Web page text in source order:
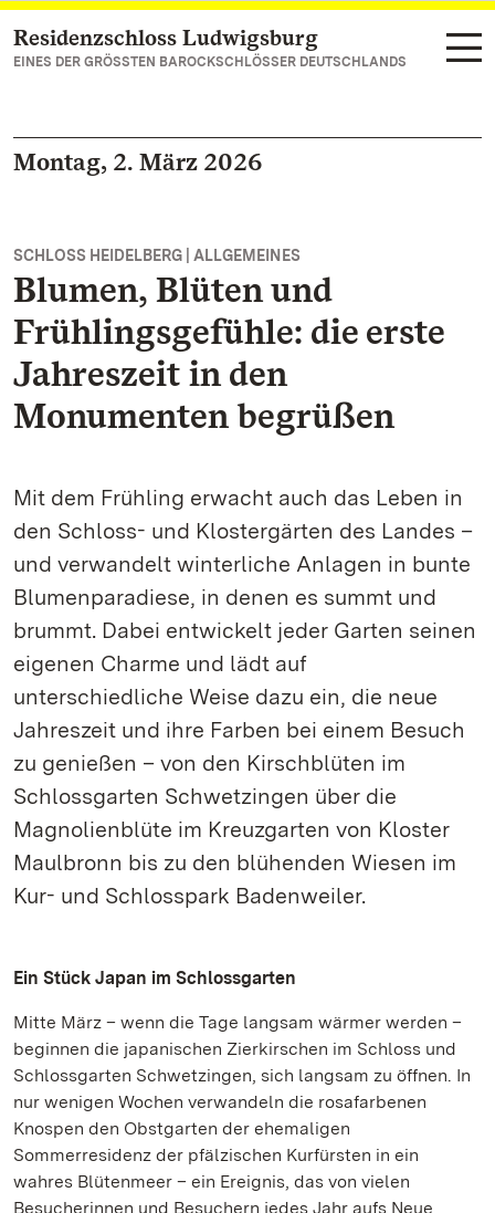
Zum Hauptinhalt springen
Residenzschloss Ludwigsburg
EINES DER GRÖSSTEN BAROCKSCHLÖSSER DEUTSCHLANDS
Montag, 2. März 2026
SCHLOSS HEIDELBERG | ALLGEMEINES
Blumen, Blüten und
Frühlingsgefühle: die erste
Jahreszeit in den
Monumenten begrüßen
Mit dem Frühling erwacht auch das Leben in
den Schloss- und Klostergärten des Landes –
und verwandelt winterliche Anlagen in bunte
Blumenparadiese, in denen es summt und
brummt. Dabei entwickelt jeder Garten seinen
eigenen Charme und lädt auf
unterschiedliche Weise dazu ein, die neue
Jahreszeit und ihre Farben bei einem Besuch
zu genießen – von den Kirschblüten im
Schlossgarten Schwetzingen über die
Magnolienblüte im Kreuzgarten von Kloster
Maulbronn bis zu den blühenden Wiesen im
Kur- und Schlosspark Badenweiler.
Ein Stück Japan im Schlossgarten
Mitte März – wenn die Tage langsam wärmer werden –
beginnen die japanischen Zierkirschen im Schloss und
Schlossgarten Schwetzingen, sich langsam zu öffnen. In
nur wenigen Wochen verwandeln die rosafarbenen
Knospen den Obstgarten der ehemaligen
Sommerresidenz der pfälzischen Kurfürsten in ein
wahres Blütenmeer – ein Ereignis, das von vielen
Besucherinnen und Besuchern jedes Jahr aufs Neue